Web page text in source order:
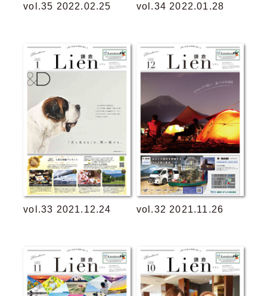
vol.35 2022.02.25 vol.34 2022.01.28
vol.33 2021.12.24 vol.32 2021.11.26